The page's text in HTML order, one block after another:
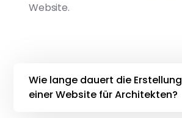
Website.
Wie lange dauert die Erstellung
einer Website für Architekten?